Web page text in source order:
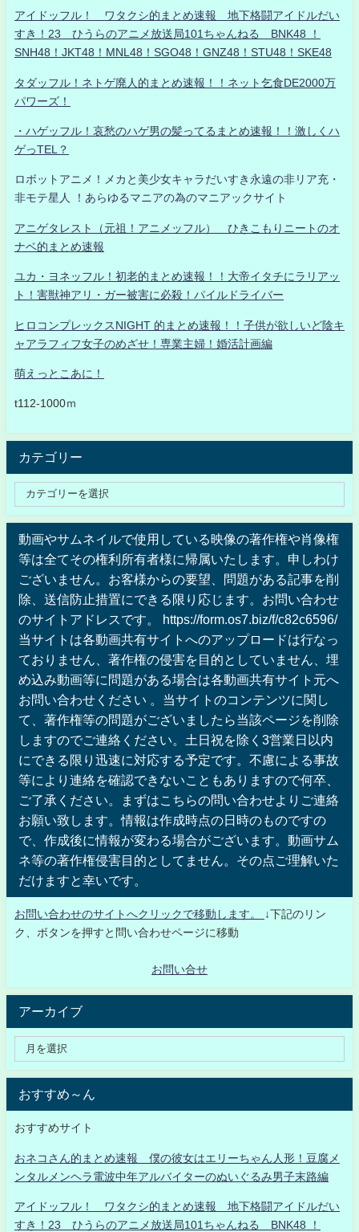
アイドッフル！ ワタクシ的まとめ速報 地下格闘アイドルだい
すき！23 ひうらのアニメ放送局101ちゃんねる BNK48 ！
SNH48！JKT48！MNL48！SGO48！GNZ48！STU48！SKE48
タダッフル！ネトゲ廃人的まとめ速報！！ネット乞食DE2000万
パワーズ！
・ハゲッフル！哀愁のハゲ男の髪ってるまとめ速報！！激しくハ
ゲっTEL？
ロボットアニメ！メカと美少女キャラだいすき永遠の非リア充・
非モテ星人 ！あらゆるマニアの為のマニアックサイト
アニゲタレスト（元祖！アニメッフル） ひきこもりニートのオ
ナベ的まとめ速報
ユカ・ヨネッフル！初老的まとめ速報！！大帝イタチにラリアッ
ト！害獣神アリ・ガー被害に必殺！パイルドライバー
ヒロコンプレックスNIGHT 的まとめ速報！！子供が欲しいど陰キ
ャアラフィフ女子のめざせ！専業主婦！婚活計画編
萌えっとこあに！
t112-1000ｍ
カテゴリー
動画やサムネイルで使用している映像の著作権や肖像権
等は全てその権利所有者様に帰属いたします。申しわけ
ございません。お客様からの要望、問題がある記事を削
除、送信防止措置にできる限り応じます。お問い合わせ
のサイトアドレスです。 https://form.os7.biz/f/c82c6596/
当サイトは各動画共有サイトへのアップロードは行なっ
ておりません、著作権の侵害を目的としていません、埋
め込み動画等に問題がある場合は各動画共有サイト元へ
お問い合わせください 。当サイトのコンテンツに関し
て、著作権等の問題がございましたら当該ページを削除
しますのでご連絡ください。土日祝を除く3営業日以内
にできる限り迅速に対応する予定です。不慮による事故
等により連絡を確認できないこともありますので何卒、
ご了承ください。まずはこちらの問い合わせよりご連絡
お願い致します。情報は作成時点の日時のものですの
で、作成後に情報が変わる場合がございます。動画サム
ネ等の著作権侵害目的としてません。その点ご理解いた
だけますと幸いです。
お問い合わせのサイトへクリックで移動します。
↓下記のリン
ク、ボタンを押すと問い合わせページに移動
お問い合せ
アーカイブ
おすすめ～ん
おすすめサイト
おネコさん的まとめ速報 僕の彼女はエリーちゃん人形！豆腐メ
ンタルメンヘラ電波中年アルバイターのぬいぐるみ男子末路編
アイドッフル！ ワタクシ的まとめ速報 地下格闘アイドルだい
すき！23 ひうらのアニメ放送局101ちゃんねる BNK48 ！